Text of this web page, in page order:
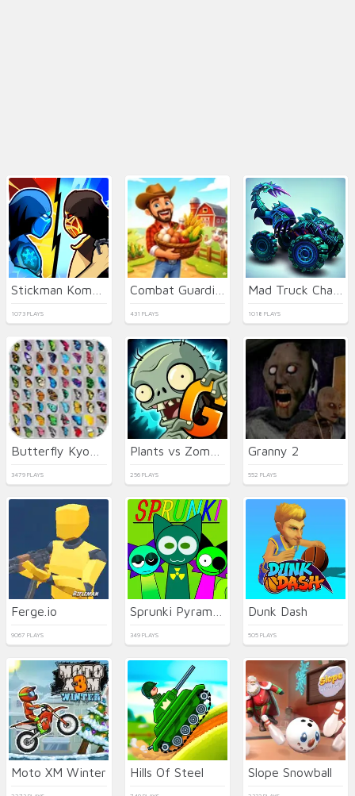
1073 PLAYS 431 PLAYS 1018 PLAYS
3479 PLAYS 256 PLAYS
Granny 2
552 PLAYS
Ferge.io
9067 PLAYS 349 PLAYS
Dunk Dash
505 PLAYS
Moto XM Winter Hills Of Steel Slope Snowball